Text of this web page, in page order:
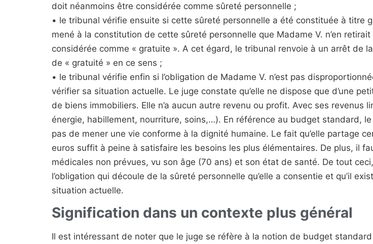
doit néanmoins être considérée comme sûreté personnelle ;
• le tribunal vérifie ensuite si cette sûreté personnelle a été constituée à titre
mené à la constitution de cette sûreté personnelle que Madame V. n’en
considérée comme « gratuite ». A cet égard, le tribunal renvoie à un arrêt de
de « gratuité » en ce sens ;
• le tribunal vérifie enfin si l’obligation de Madame V. n’est pas
vérifier sa situation actuelle. Le juge constate qu’elle ne dispose que d’une
de biens immobiliers. Elle n’a aucun autre revenu ou profit. Avec ses
énergie, habillement, nourriture, soins,…). En référence au budget standard,
pas de mener une vie conforme à la dignité humaine. Le fait qu’elle partage
euros suffit à peine à satisfaire les besoins les plus élémentaires. De plus, il
médicales non prévues, vu son âge (70 ans) et son état de santé. De tout
l’obligation qui découle de la sûreté personnelle qu’elle a consentie et qu’il
situation actuelle.
Signification dans un contexte plus général
Il est intéressant de noter que le juge se réfère à la notion de budget